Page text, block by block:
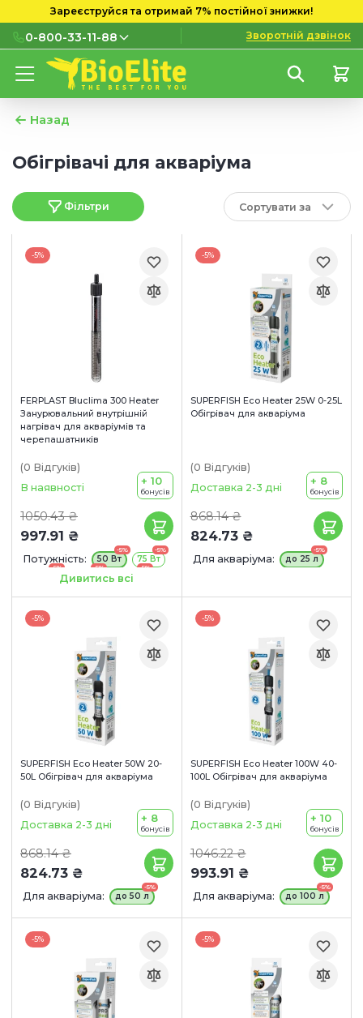
Зареєструйся та отримай 7% постійної знижки!
0-800-33-11-88
0-800-33-11-88
мобільних номерів
(073) 133 11 88
Зворотній дзвінок
Назад
Обігрівачі для акваріума
Фільтри Сортувати за
-5%
FERPLAST Bluclima 300 Heater
Занурювальний внутрішній
нагрівач для акваріумів та
черепашатників
(0 Відгуків)
В наявності
1050.43 ₴
997.91 ₴
+ 10
бонусів
Потужність:
-5%
50 Вт
-5%
75 Вт
-5% -5%
150 Вт
-5%
200 Вт
-5%Дивитись всі
-5%
SUPERFISH Eco Heater 25W 0-25L
Обігрівач для акваріума
(0 Відгуків)
Доставка 2-3 дні
868.14 ₴
824.73 ₴
+ 8
бонусів
Для акваріума:
-5%
до 25 л
-5%
SUPERFISH Eco Heater 50W 20-
50L Обігрівач для акваріума
(0 Відгуків)
Доставка 2-3 дні
868.14 ₴
824.73 ₴
+ 8
бонусів
Для акваріума:
-5%
до 50 л
-5%
SUPERFISH Eco Heater 100W 40-
100L Обігрівач для акваріума
(0 Відгуків)
Доставка 2-3 дні
1046.22 ₴
993.91 ₴
+ 10
бонусів
Для акваріума:
-5%
до 100 л
-5% -5%